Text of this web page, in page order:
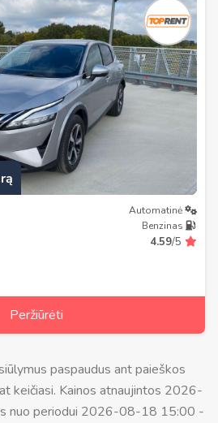
Automatinė
Benzinas
4.59/5
Peržiūrėti
paspaudus ant paieškos
keičiasi. Kainos atnaujintos 2026-
nuo periodui 2026-08-18 15:00 -